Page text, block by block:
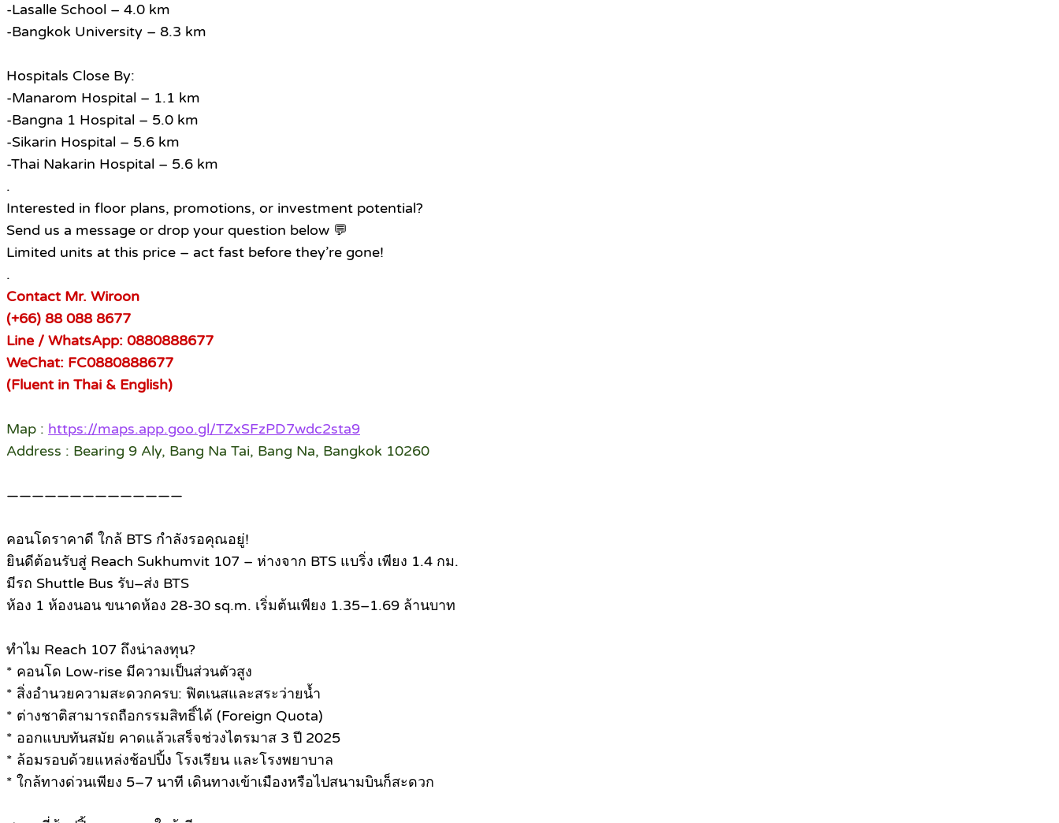
-Lasalle School – 4.0 km
-Bangkok University – 8.3 km
Hospitals Close By:
-Manarom Hospital – 1.1 km
-Bangna 1 Hospital – 5.0 km
-Sikarin Hospital – 5.6 km
-Thai Nakarin Hospital – 5.6 km
.
Interested in floor plans, promotions, or investment potential?
Send us a message or drop your question below 💬
Limited units at this price – act fast before they’re gone!
.
Contact Mr. Wiroon
(+66) 88 088 8677
Line / WhatsApp: 0880888677
WeChat: FC0880888677
(Fluent in Thai & English)
Map : https://maps.app.goo.gl/TZxSFzPD7wdc2sta9
Address : Bearing 9 Aly, Bang Na Tai, Bang Na, Bangkok 10260
——————————————
คอนโดราคาดี ใกล้ BTS กำลังรอคุณอยู่!
ยินดีต้อนรับสู่ Reach Sukhumvit 107 – ห่างจาก BTS แบริ่ง เพียง 1.4 กม.
มีรถ Shuttle Bus รับ–ส่ง BTS
ห้อง 1 ห้องนอน ขนาดห้อง 28-30 sq.m. เริ่มต้นเพียง 1.35–1.69 ล้านบาท
ทำไม Reach 107 ถึงน่าลงทุน?
* คอนโด Low-rise มีความเป็นส่วนตัวสูง
* สิ่งอำนวยความสะดวกครบ: ฟิตเนสและสระว่ายน้ำ
* ต่างชาติสามารถถือกรรมสิทธิ์ได้ (Foreign Quota)
* ออกแบบทันสมัย คาดแล้วเสร็จช่วงไตรมาส 3 ปี 2025
* ล้อมรอบด้วยแหล่งช้อปปิ้ง โรงเรียน และโรงพยาบาล
* ใกล้ทางด่วนเพียง 5–7 นาที เดินทางเข้าเมืองหรือไปสนามบินก็สะดวก